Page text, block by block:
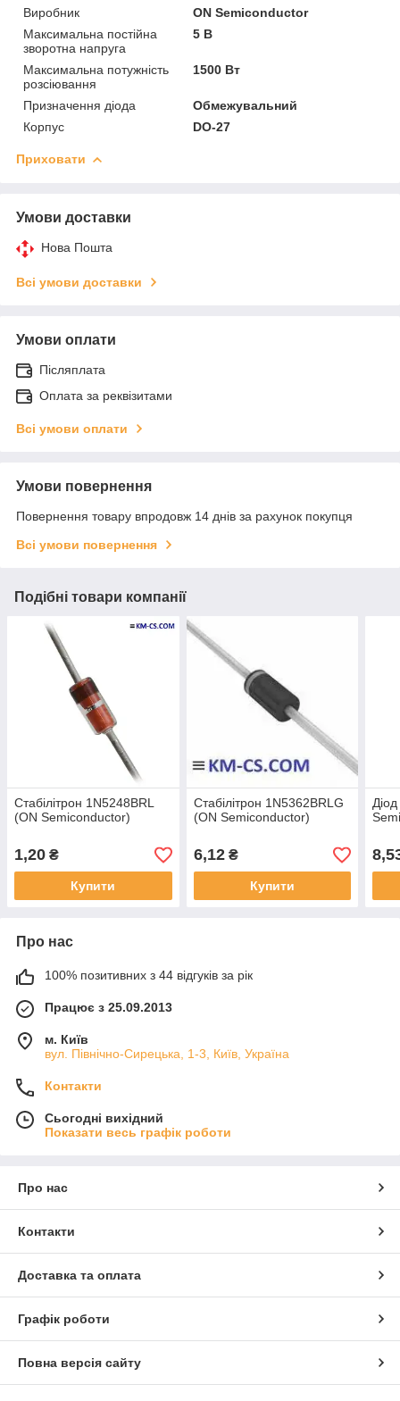
Виробник
ON Semiconductor
Максимальна постійна
зворотна напруга
5 В
Максимальна потужність
розсіювання
1500 Вт
Призначення діода
Обмежувальний
Корпус
DO-27
Приховати
Умови доставки
Нова Пошта
Всі умови доставки
Умови оплати
Післяплата
Оплата за реквізитами
Всі умови оплати
Умови повернення
Повернення товару впродовж 14 днів за рахунок покупця
Всі умови повернення
Подібні товари компанії
Стабілітрон 1N5248BRL
(ON Semiconductor)
1,20 ₴
Купити
Стабілітрон 1N5362BRLG
(ON Semiconductor)
6,12₴
Купити
Про нас
100% позитивних з 44 відгуків за рік
Працює з 25.09.2013
м. Київ
вул. Північно-Сирецька, 1-3, Київ, Україна
Контакти
Сьогодні вихідний
Показати весь графік роботи
Про нас
Контакти
Доставка та оплата
Графік роботи
Повна версія сайту